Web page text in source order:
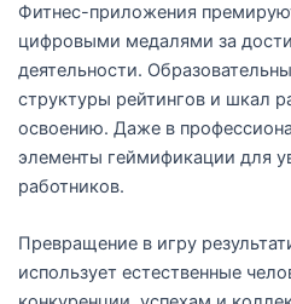
Фитнес-приложения
цифровыми медалями за
деятельности.
структуры рейтингов и шкал
освоению. Даже в
элементы геймификации для
работников.
Превращение в игру
использует естественные